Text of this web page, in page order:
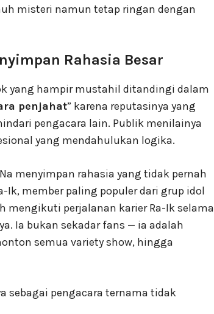
misteri namun tetap ringan dengan
Rahasia Besar
yang hampir mustahil ditandingi dalam
penjahat” karena reputasinya yang
pengacara lain. Publik menilainya
yang mendahulukan logika.
menyimpan rahasia yang tidak pernah
Ik, member paling populer dari grup idol
mengikuti perjalanan karier Ra-Ik selama
Ia bukan sekadar fans — ia adalah
semua variety show, hingga
sebagai pengacara ternama tidak